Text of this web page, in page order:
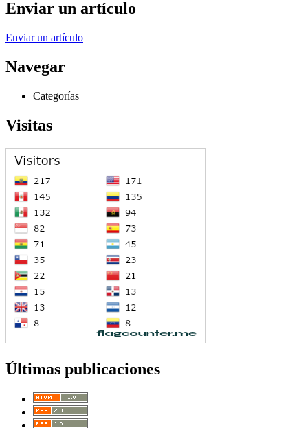
Enviar un artículo
Enviar un artículo
Navegar
Categorías
Visitas
Últimas publicaciones